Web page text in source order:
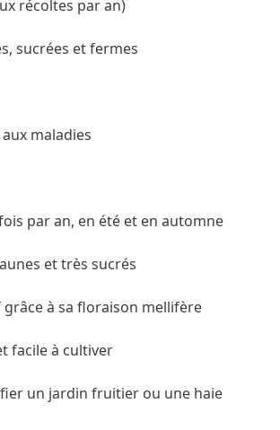
récoltes par an)
sucrées et fermes
maladies
par an, en été et en automne
et très sucrés
à sa floraison mellifère
facile à cultiver
un jardin fruitier ou une haie